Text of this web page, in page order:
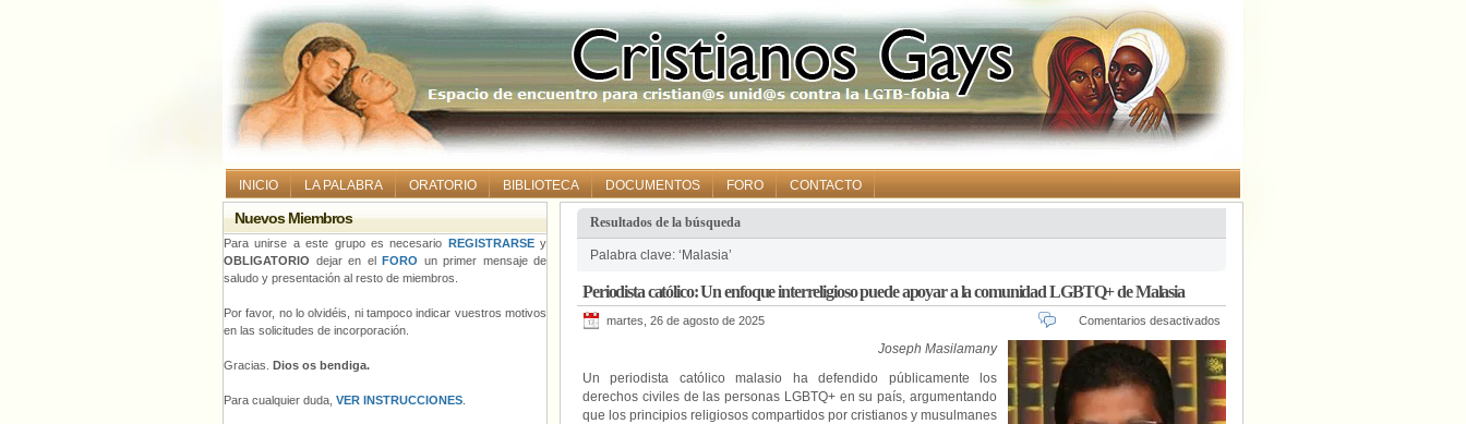
INICIO LA PALABRA ORATORIO BIBLIOTECA DOCUMENTOS FORO CONTACTO
Resultados de la búsqueda
Palabra clave: ‘Malasia’
Periodista católico: Un enfoque interreligioso puede apoyar a la comunidad LGBTQ+ de Malasia
martes, 26 de agosto de 2025 Comentarios desactivados
Joseph Masilamany
Un periodista católico malasio ha defendido públicamente los
derechos civiles de las personas LGBTQ+ en su país, argumentando
que los principios religiosos compartidos por cristianos y musulmanes
Nuevos Miembros
Para unirse a este grupo es necesario REGISTRARSEy
OBLIGATORIO dejar en el FORO un primer mensaje de
saludo y presentación al resto de miembros.
Por favor, no lo olvidéis, ni tampoco indicar vuestros motivos
en las solicitudes de incorporación.
Gracias. Dios os bendiga.
Para cualquier duda, VER INSTRUCCIONES